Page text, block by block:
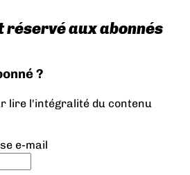
réservé aux abonnés
?
lire l'intégralité du contenu
e-mail